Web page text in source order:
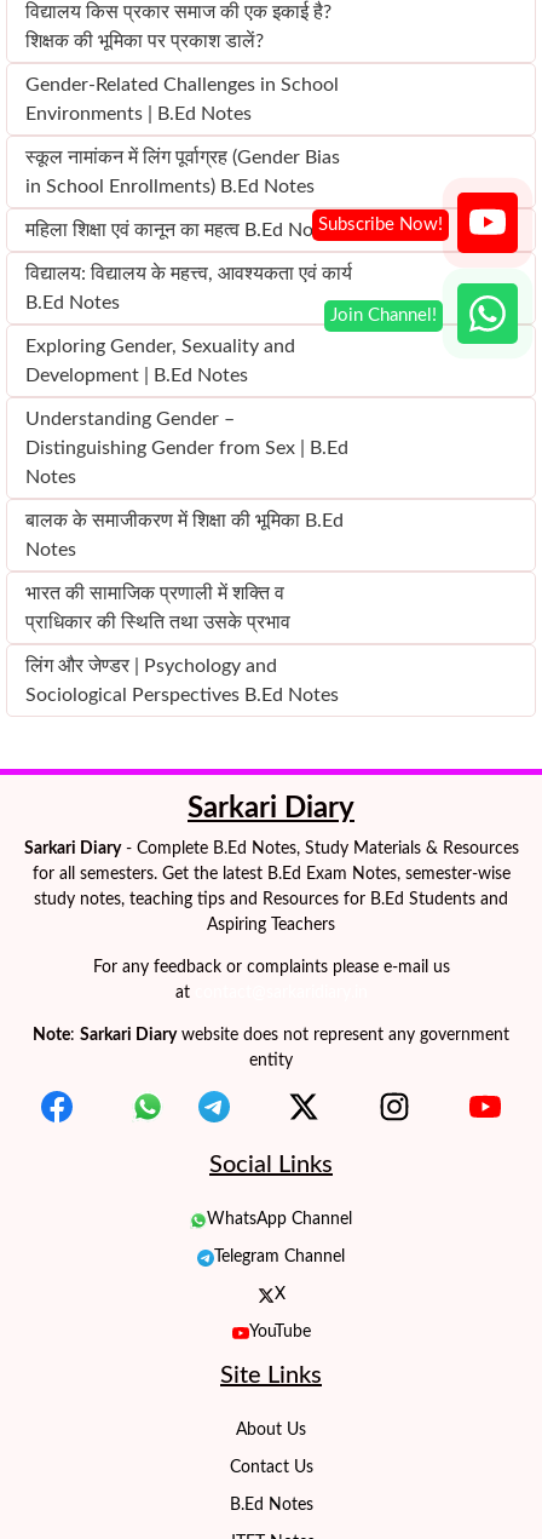
विद्यालय किस प्रकार समाज की एक इकाई है?
शिक्षक की भूमिका पर प्रकाश डालें?
Gender-Related Challenges in School
Environments | B.Ed Notes
स्कूल नामांकन में लिंग पूर्वाग्रह (Gender Bias
in School Enrollments) B.Ed Notes
महिला शिक्षा एवं कानून का महत्व B.Ed Notes
विद्यालय: विद्यालय के महत्त्व, आवश्यकता एवं कार्य
B.Ed Notes
Exploring Gender, Sexuality and
Development | B.Ed Notes
Understanding Gender –
Distinguishing Gender from Sex | B.Ed
Notes
बालक के समाजीकरण में शिक्षा की भूमिका B.Ed
Notes
भारत की सामाजिक प्रणाली में शक्ति व
प्राधिकार की स्थिति तथा उसके प्रभाव
लिंग और जेण्डर | Psychology and
Sociological Perspectives B.Ed Notes
Sarkari Diary
Sarkari Diary- Complete B.Ed Notes, Study Materials & Resources
for all semesters. Get the latest B.Ed Exam Notes, semester-wise
study notes, teaching tips and Resources for B.Ed Students and
Aspiring Teachers
For any feedback or complaints please e-mail us
at
Note: Sarkari Diarywebsite does not represent any government
entity
Social Links
WhatsApp Channel
Telegram Channel
X
YouTube
Site Links
About Us
Contact Us
B.Ed Notes